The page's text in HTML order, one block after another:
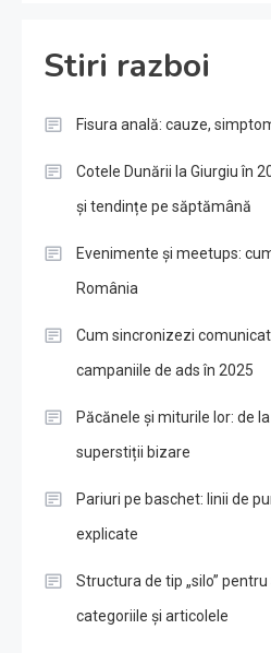
Stiri razboi
Fisura anală: cauze,
Cotele Dunării la Giurgiu în
și tendințe pe săptămână
Evenimente și meetups:
România
Cum sincronizezi
campaniile de ads în 2025
Păcănele și miturile lor: de
superstiții bizare
Pariuri pe baschet: linii de
explicate
Structura de tip „silo”
categoriile și articolele